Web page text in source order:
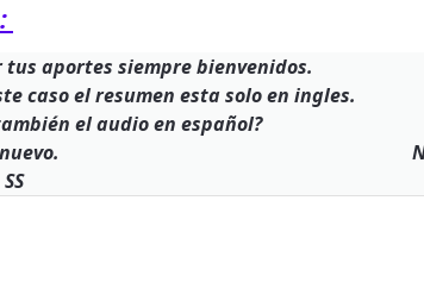
aportes siempre bienvenidos.
caso el resumen esta solo en ingles.
el audio en español?
de nuevo. No, una pena ,